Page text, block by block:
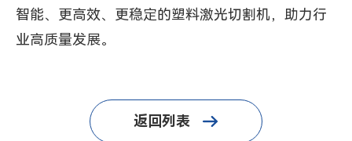
智能、更高效、更稳定的塑料激光切割机，助力行
业高质量发展。
返回列表